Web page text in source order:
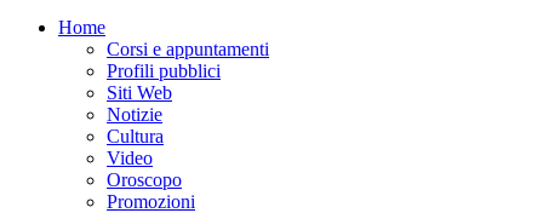
Home
Corsi e appuntamenti
Profili pubblici
Siti Web
Notizie
Cultura
Video
Oroscopo
Promozioni